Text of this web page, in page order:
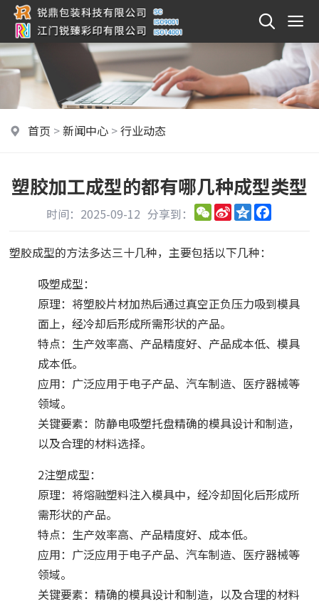
首页 >新闻中心 >行业动态
塑胶加工成型的都有哪几种成型类型
时间：2025-09-12 分享到： WeChat
Sina
Weibo
Qzone
塑胶成型的方法多达三十几种，主要包括以下几种：
吸塑成型：
原理：将塑胶片材加热后通过真空正负压力吸到模具
面上，经冷却后形成所需形状的产品。
特点：生产效率高、产品精度好、产品成本低、模具
成本低。
应用：广泛应用于电子产品、汽车制造、医疗器械等
领域。
关键要素：防静电吸塑托盘精确的模具设计和制造，
以及合理的材料选择。
2注塑成型：
原理：将熔融塑料注入模具中，经冷却固化后形成所
需形状的产品。
特点：生产效率高、产品精度好、成本低。
应用：广泛应用于电子产品、汽车制造、医疗器械等
领域。
关键要素：精确的模具设计和制造，以及合理的材料